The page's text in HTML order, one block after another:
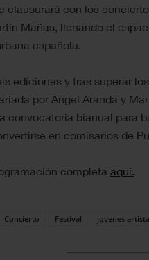
clausurará con los
Mañas, llenando el
española.
ediciones y tras superar
por Ángel Aranda y
convocatoria bianual para
en comisarios de
completa aquí.
Concierto Festival jovenes